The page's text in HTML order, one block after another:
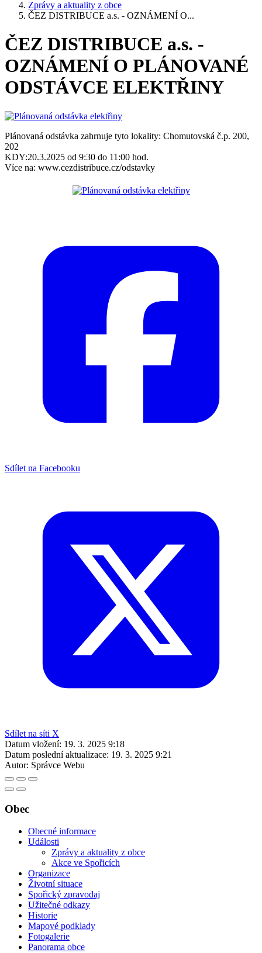
Zprávy a aktuality z obce
ČEZ DISTRIBUCE a.s. - OZNÁMENÍ O...
ČEZ DISTRIBUCE a.s. -
OZNÁMENÍ O PLÁNOVANÉ
ODSTÁVCE ELEKTŘINY
Plánovaná odstávka zahrnuje tyto lokality: Chomutovská č.p. 200,
202
KDY:20.3.2025 od 9:30 do 11:00 hod.
Více na: www.cezdistribuce.cz/odstavky
Sdílet na Facebooku
Sdílet na síti X
Datum vložení: 19. 3. 2025 9:18
Datum poslední aktualizace: 19. 3. 2025 9:21
Autor: Správce Webu
Obec
Obecné informace
Události
Zprávy a aktuality z obce
Akce ve Spořicích
Organizace
Životní situace
Spořický zpravodaj
Užitečné odkazy
Historie
Mapové podklady
Fotogalerie
Panorama obce